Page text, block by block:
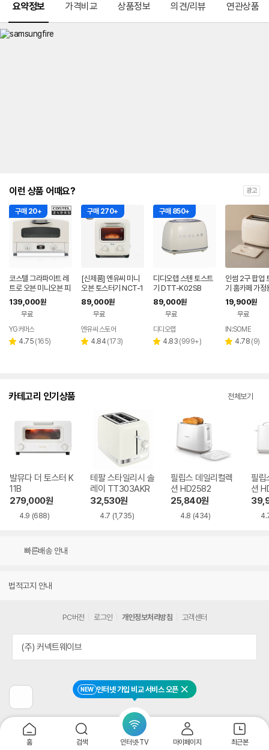
NEW 인터넷 가입 비교 서비스 오픈 닫기
홈 검색 인터넷·TV 마이페이지 최근본
요약정보 가격비교 상품정보 의견/리뷰 연관상품
이런 상품 어때요? 광고
구매 20+
코스텔 그라파이트 레
트로 오븐 미니오븐 피
자 화덕 토스터 CRT-1
53SAWT 크림 화이
139,000원
무료
페이
YG커머스
별 4.75 리
(165)
구매 270+
[신제품] 엔유씨 미니
오븐 토스터기 NCT-1
00K 크림화이트 홈카
페 가정용 토스트기
89,000원
무료
엔유씨 스토어
별 4.84 리
(173)
구매 850+
디디오랩 스텐 토스트
기 DTT-K02SB
89,000원
무료
디디오랩
별 4.83 리
(999+)
인썸 2구 팝업
기 홈카페 가정
트기
19,900원
무료
IN:SOME
별 4.78 리
(9)
카테고리 인기상품 전체보기
발뮤다 더 토스터 K
11B
279,000원
4.9 (688)
테팔 스타일리시 솔
레이 TT303AKR
32,530원
4.7 (1,735)
필립스 데일리컬렉
션 HD2582
25,840원
4.8 (434)
필립
션
빠른배송 안내
법적고지 안내
전
페
이
지
PC버전 로그인 개인정보처리방침 고객센터
(주) 커넥트웨이브